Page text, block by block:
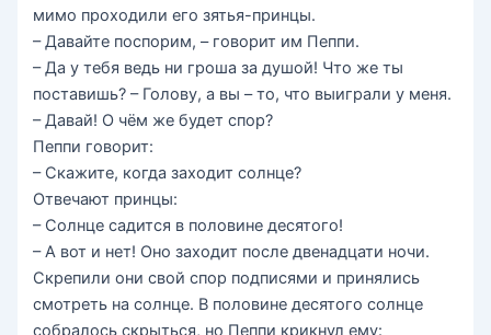
мимо проходили его зятья-принцы.
– Давайте поспорим, – говорит им Пеппи.
– Да у тебя ведь ни гроша за душой! Что же ты
поставишь? – Голову, а вы – то, что выиграли у меня.
– Давай! О чём же будет спор?
Пеппи говорит:
– Скажите, когда заходит солнце?
Отвечают принцы:
– Солнце садится в половине десятого!
– А вот и нет! Оно заходит после двенадцати ночи.
Скрепили они свой спор подписями и принялись
смотреть на солнце. В половине десятого солнце
собралось скрыться, но Пеппи крикнул ему: